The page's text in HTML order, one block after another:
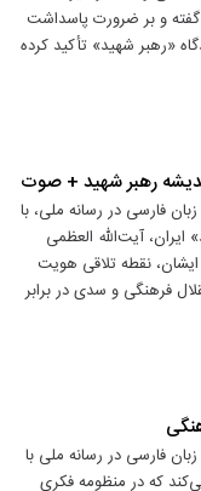
و بر ضرورت پاسداشت
«رهبر شهید» تأکید کرده
رهبر شهید + صوت
فارسی در رسانه ملی، با
آیت‌الله العظمی
نقطه تلاقی هویت
فرهنگی و سدی در برابر
فارسی در رسانه ملی با
که در منظومه فکری